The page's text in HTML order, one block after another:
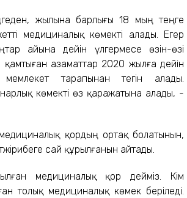
жылына барлығы 18 мың теңге
медициналық көмекті алады. Егер
айына дейін үлгермесе өзін-өзі
қамтыған азаматтар 2020 жылға дейін
тарапынан тегін алады.
көмекті өз қаражатына алады, -
медициналық қордың ортақ болатынын,
сай құрылғанын айтады.
медициналық қор дейміз. Кім
толық медициналық көмек беріледі.